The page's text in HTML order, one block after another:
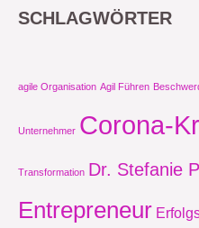
SCHLAGWÖRTER
agile Organisation Agil Führen
Unternehmer Corona-
Transformation Dr. Stefanie
Entrepreneur